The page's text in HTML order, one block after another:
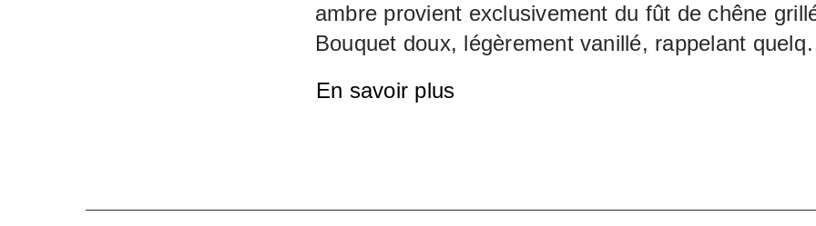
ambre provient exclusivement du fût de chêne
Bouquet doux, légèrement vanillé, rappelant
douce et harmonieuse.
En savoir plus